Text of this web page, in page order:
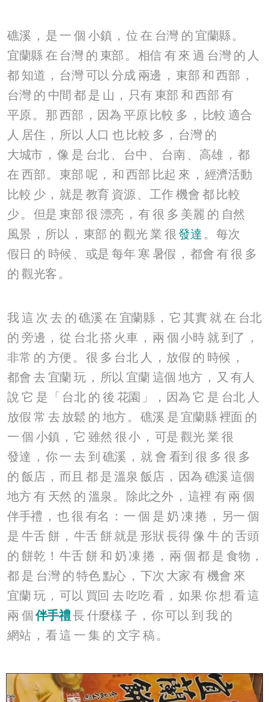
礁溪 ， 是 一 個 小鎮 ， 位在 台灣 的宜蘭縣。
宜蘭縣 在 台灣 的 東部 。 相信 有來 過 台灣 的 人
都 知道 ， 台灣可以分成 兩邊 ， 東部 和 西部 ，
台灣 的 中間 都 是 山 ， 只有 東部 和 西部 有
平原 。 那西部 ， 因為 平原 比較 多 ， 比較 適合
人 居住 ， 所以 人口 也 比較 多 ， 台灣 的
大城市 ， 像 是 台北、 台中 、 台南 、 高雄 ， 都
在 西部。 東部 呢 ， 和 西部 比起 來 ， 經濟活動
比較 少 ， 就是 教育 資源、 工作機會 都 比較
少。 但是 東部 很 漂亮 ， 有 很 多 美麗 的 自然
風景 ， 所以 ， 東部 的 觀光 業 很發達 。 每次
假日 的 時候 、 或是 每年 寒 暑假 ， 都會 有很 多
的 觀光客 。
我 這 次 去 的礁溪 在 宜蘭縣 ， 它 其實 就在 台北
的 旁邊 ， 從 台北搭 火車 ， 兩 個 小時 就到了 ，
非常 的 方便 。 很 多 台北 人 ， 放假 的 時候 ，
都會 去 宜蘭 玩 ， 所以宜蘭 這個 地方 ， 又有人
說 它 是 「 台北 的 後 花園 」， 因為 它 是 台北 人
放假 常 去 放鬆 的 地方 。 礁溪 是宜蘭縣裡面 的
一 個 小鎮 ， 它 雖然 很小 ， 可是 觀光 業 很
發達 ， 你一 去 到 礁溪 ， 就會 看到 很 多 很 多
的 飯店 ， 而且 都 是溫泉 飯店 ， 因為 礁溪 這個
地方 有 天然 的 溫泉。 除此之外 ， 這裡 有 兩 個
伴手禮 ， 也很 有名 ： 一 個 是 奶 凍捲 ， 另一 個
是 牛舌 餅 ， 牛舌 餅就是 形狀長得像 牛 的舌頭
的 餅乾 ！ 牛舌 餅 和 奶 凍 捲 ， 兩 個 都 是 食物 ，
都 是 台灣 的特色點心 ， 下次 大家 有 機會 來
宜蘭 玩 ， 可以 買回 去 吃吃看 ， 如果 你想 看這
兩 個伴手禮長 什麼樣 子 ， 你可以到 我 的
網站 ， 看這 一 集 的 文字 稿 。